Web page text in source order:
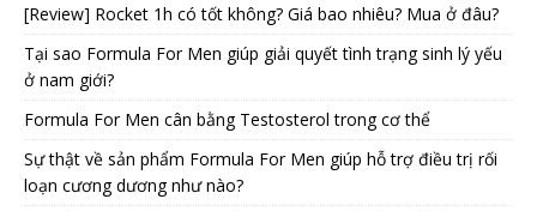
[Review] Rocket 1h có tốt không? Giá bao nhiêu? Mua ở đâu?
Tại sao Formula For Men giúp giải quyết tình trạng sinh lý yếu
ở nam giới?
Formula For Men cân bằng Testosterol trong cơ thể
Sự thật về sản phẩm Formula For Men giúp hỗ trợ điều trị rối
loạn cương dương như nào?